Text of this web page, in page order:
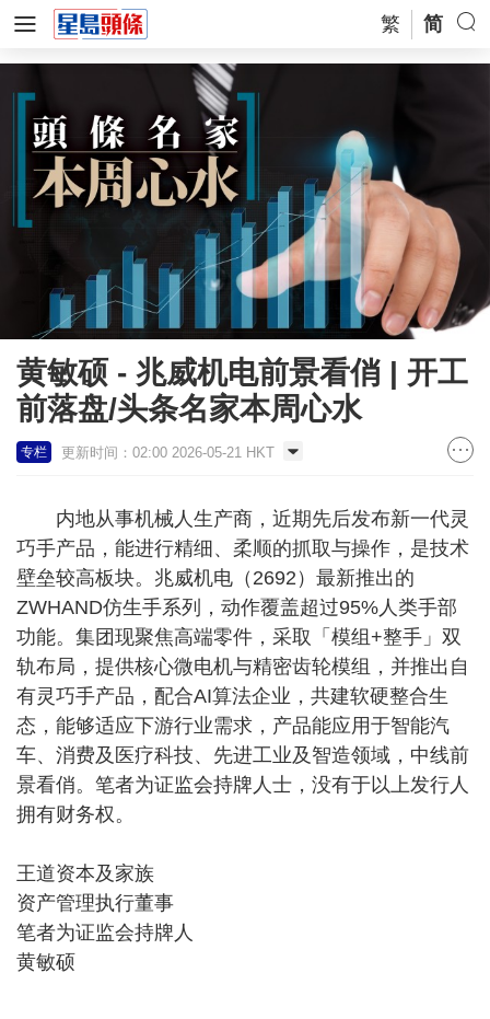
繁 简
黄敏硕 - 兆威机电前景看俏 | 开工
前落盘/头条名家本周心水
专栏 更新时间：02:00 2026-05-21 HKT
内地从事机械人生产商，近期先后发布新一代灵
巧手产品，能进行精细、柔顺的抓取与操作，是技术
壁垒较高板块。兆威机电（2692）最新推出的
ZWHAND仿生手系列，动作覆盖超过95%人类手部
功能。集团现聚焦高端零件，采取「模组+整手」双
轨布局，提供核心微电机与精密齿轮模组，并推出自
有灵巧手产品，配合AI算法企业，共建软硬整合生
态，能够适应下游行业需求，产品能应用于智能汽
车、消费及医疗科技、先进工业及智造领域，中线前
景看俏。笔者为证监会持牌人士，没有于以上发行人
拥有财务权。
王道资本及家族
资产管理执行董事
笔者为证监会持牌人
黄敏硕